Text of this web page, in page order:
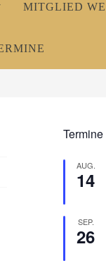
MITGLIED
Termine
AUG.
14
SEP.
26